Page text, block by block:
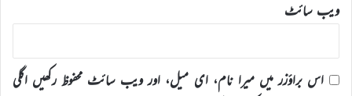
ویب‌ سائٹ
اس براؤزر میں میرا نام، ای میل، اور ویب سائٹ محفوظ رکھیں اگلی